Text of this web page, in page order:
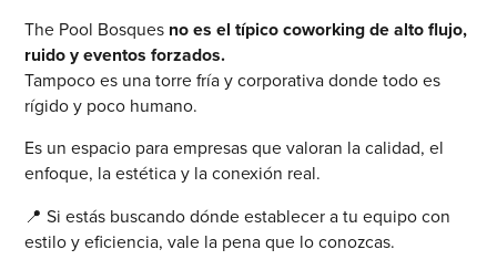
The Pool Bosques no es el típico coworking de alto flujo,
ruido y eventos forzados.
Tampoco es una torre fría y corporativa donde todo es
rígido y poco humano.
Es un espacio para empresas que valoran la calidad, el
enfoque, la estética y la conexión real.
📍 Si estás buscando dónde establecer a tu equipo con
estilo y eficiencia, vale la pena que lo conozcas.